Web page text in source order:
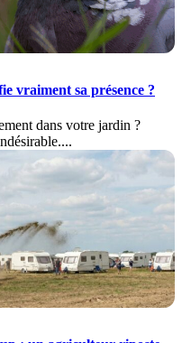
vraiment sa présence ?
dans votre jardin ?